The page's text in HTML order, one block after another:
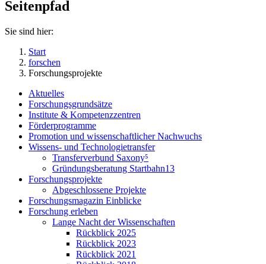
Seitenpfad
Sie sind hier:
Start
forschen
Forschungsprojekte
Aktuelles
Forschungsgrundsätze
Institute & Kompetenzzentren
Förderprogramme
Promotion und wissenschaftlicher Nachwuchs
Wissens- und Technologietransfer
Transferverbund Saxony⁵
Gründungsberatung Startbahn13
Forschungsprojekte
Abgeschlossene Projekte
Forschungsmagazin Einblicke
Forschung erleben
Lange Nacht der Wissenschaften
Rückblick 2025
Rückblick 2023
Rückblick 2021